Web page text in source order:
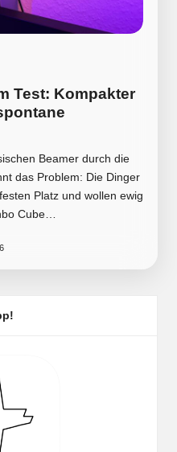
Test: Kompakter
Beamer durch die
das Problem: Die Dinger
Platz und wollen ewig
Cube…